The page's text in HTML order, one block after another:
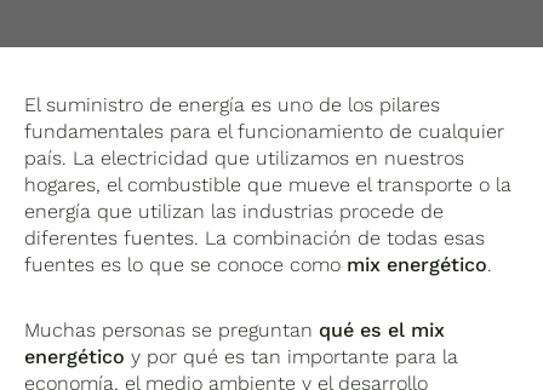
El suministro de energía es uno de los pilares
fundamentales para el funcionamiento de cualquier
país. La electricidad que utilizamos en nuestros
hogares, el combustible que mueve el transporte o la
energía que utilizan las industrias procede de
diferentes fuentes. La combinación de todas esas
fuentes es lo que se conoce como mix energético.
Muchas personas se preguntan qué es el mix
energéticoy por qué es tan importante para la
economía, el medio ambiente y el desarrollo